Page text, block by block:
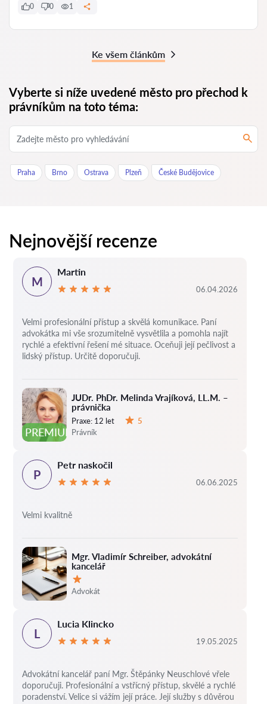
0 0 1
Ke všem článkům
Vyberte si níže uvedené město pro přechod k
právníkům na toto téma:
Praha Brno Ostrava Plzeň České Budějovice
Nejnovější recenze
PREMIUM
JUDr. PhDr. Melinda Vrajíková, LL.M. –
právnička
Praxe: 12 let
5
Právník
M
Martin
06.04.2026
Velmi profesionální přístup a skvělá komunikace. Paní
advokátka mi vše srozumitelně vysvětlila a pomohla najít
rychlé a efektivní řešení mé situace. Oceňuji její pečlivost a
lidský přístup. Určitě doporučuji.
Mgr. Vladimír Schreiber, advokátní
kancelář
Hodnocení:
Advokát
P
Petr naskočil
06.06.2025
Velmi kvalitně
L
Lucia Klincko
19.05.2025
Advokátní kancelář paní Mgr. Štěpánky Neuschlové vřele
doporučuji. Profesionální a vstřícný přístup, skvělé a rychlé
poradenství. Velice si vážím její práce. Její služby s důvěrou